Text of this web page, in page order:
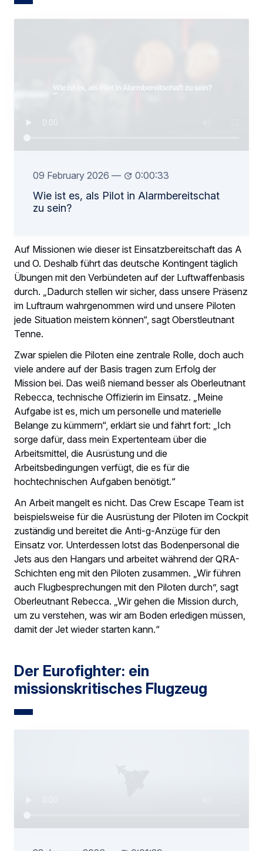
09 February 2026 — 0:00:33
Wie ist es, als Pilot in Alarmbereitschat
zu sein?
Auf Missionen wie dieser ist Einsatzbereitschaft das A
und O. Deshalb führt das deutsche Kontingent täglich
Übungen mit den Verbündeten auf der Luftwaffenbasis
durch. „Dadurch stellen wir sicher, dass unsere Präsenz
im Luftraum wahrgenommen wird und unsere Piloten
jede Situation meistern können“, sagt Oberstleutnant
Tenne.
Zwar spielen die Piloten eine zentrale Rolle, doch auch
viele andere auf der Basis tragen zum Erfolg der
Mission bei. Das weiß niemand besser als Oberleutnant
Rebecca, technische Offizierin im Einsatz. „Meine
Aufgabe ist es, mich um personelle und materielle
Belange zu kümmern“, erklärt sie und fährt fort: „Ich
sorge dafür, dass mein Expertenteam über die
Arbeitsmittel, die Ausrüstung und die
Arbeitsbedingungen verfügt, die es für die
hochtechnischen Aufgaben benötigt.“
An Arbeit mangelt es nicht. Das Crew Escape Team ist
beispielsweise für die Ausrüstung der Piloten im Cockpit
zuständig und bereitet die Anti-g-Anzüge für den
Einsatz vor. Unterdessen lotst das Bodenpersonal die
Jets aus den Hangars und arbeitet während der QRA-
Schichten eng mit den Piloten zusammen. „Wir führen
auch Flugbesprechungen mit den Piloten durch”, sagt
Oberleutnant Rebecca. „Wir gehen die Mission durch,
um zu verstehen, was wir am Boden erledigen müssen,
damit der Jet wieder starten kann.“
Der Eurofighter: ein
missionskritisches Flugzeug